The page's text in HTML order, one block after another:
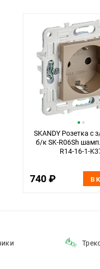
SKANDY Розетка с
б/к SK-R06Sh
R14-16-1-
740 ₽ В